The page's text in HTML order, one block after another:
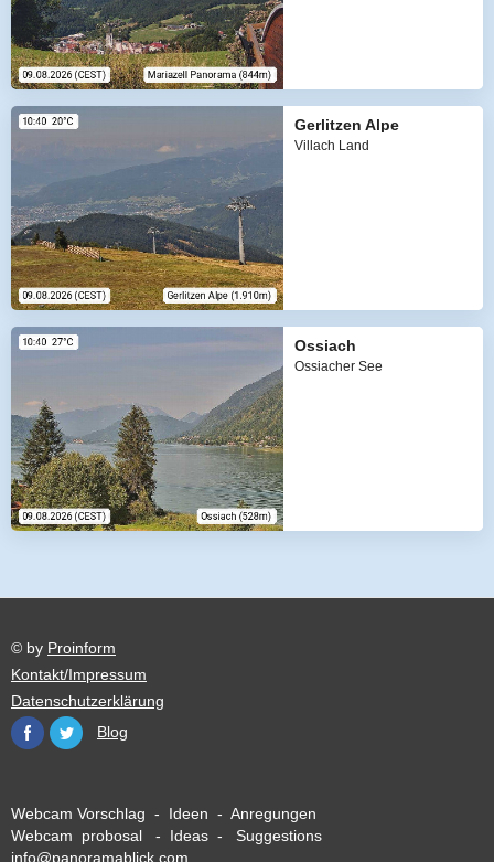
Gerlitzen Alpe
Villach Land
Ossiach
Ossiacher See
© by Proinform
Kontakt/Impressum
Datenschutzerklärung
Blog
Webcam Vorschlag - Ideen - Anregungen
Webcam probosal - Ideas - Suggestions
info@panoramablick.com